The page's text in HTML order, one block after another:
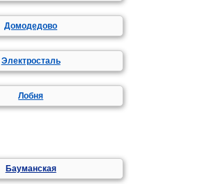
Домодедово
Электросталь
Лобня
Бауманская